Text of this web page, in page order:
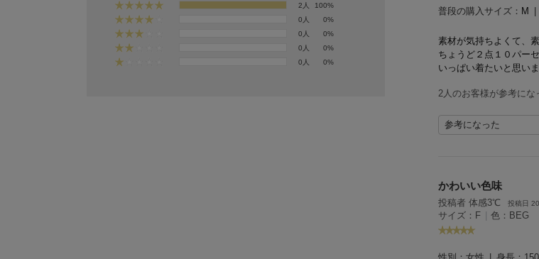
2人
100%
0人
0%
0人
0%
0人
0%
0人
0%
普段の購入サイズ： M
素材が気持ちよくて、
ちょうど２点１０パー
いっぱい着たいと思いま
2人のお客様が参考に
参考になった
かわいい色味
投稿者 体感3℃ 投稿日
サイズ：F 色：BEG